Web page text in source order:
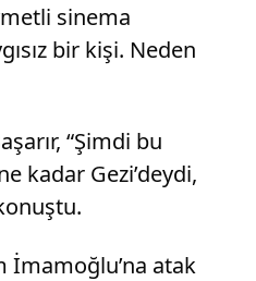
sinema
bir kişi. Neden
“Şimdi bu
kadar Gezi’deydi,
İmamoğlu’na atak